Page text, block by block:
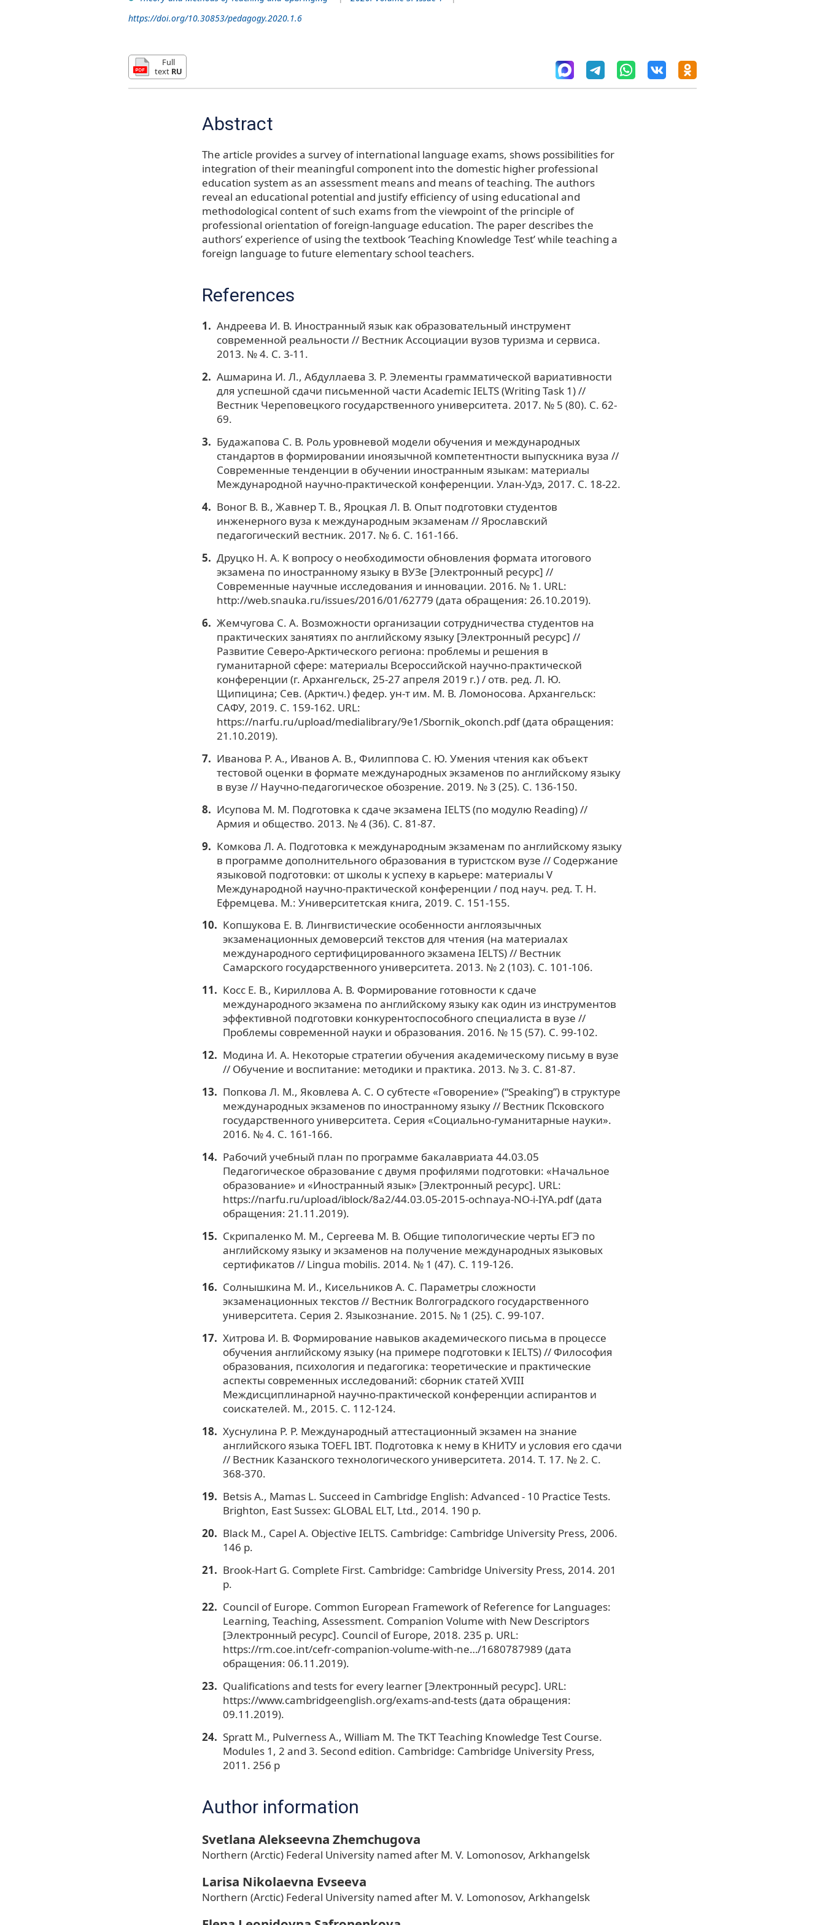
https://doi.org/10.30853/pedagogy.2020.1.6
Full
text RU
Abstract
The article provides a survey of international language exams, shows possibilities for
integration of their meaningful component into the domestic higher professional
education system as an assessment means and means of teaching. The authors
reveal an educational potential and justify efficiency of using educational and
methodological content of such exams from the viewpoint of the principle of
professional orientation of foreign-language education. The paper describes the
authors’ experience of using the textbook ‘Teaching Knowledge Test’ while teaching a
foreign language to future elementary school teachers.
References
Андреева И. В. Иностранный язык как образовательный инструмент
современной реальности // Вестник Ассоциации вузов туризма и сервиса.
2013. № 4. С. 3-11.
Ашмарина И. Л., Абдуллаева З. Р. Элементы грамматической вариативности
для успешной сдачи письменной части Academic IELTS (Writing Task 1) //
Вестник Череповецкого государственного университета. 2017. № 5 (80). С. 62-
69.
Будажапова С. В. Роль уровневой модели обучения и международных
стандартов в формировании иноязычной компетентности выпускника вуза //
Современные тенденции в обучении иностранным языкам: материалы
Международной научно-практической конференции. Улан-Удэ, 2017. С. 18-22.
Воног В. В., Жавнер Т. В., Яроцкая Л. В. Опыт подготовки студентов
инженерного вуза к международным экзаменам // Ярославский
педагогический вестник. 2017. № 6. С. 161-166.
Друцко Н. А. К вопросу о необходимости обновления формата итогового
экзамена по иностранному языку в ВУЗе [Электронный ресурс] //
Современные научные исследования и инновации. 2016. № 1. URL:
http://web.snauka.ru/issues/2016/01/62779 (дата обращения: 26.10.2019).
Жемчугова С. А. Возможности организации сотрудничества студентов на
практических занятиях по английскому языку [Электронный ресурс] //
Развитие Северо-Арктического региона: проблемы и решения в
гуманитарной сфере: материалы Всероссийской научно-практической
конференции (г. Архангельск, 25-27 апреля 2019 г.) / отв. ред. Л. Ю.
Щипицина; Сев. (Арктич.) федер. ун-т им. М. В. Ломоносова. Архангельск:
САФУ, 2019. С. 159-162. URL:
https://narfu.ru/upload/medialibrary/9e1/Sbornik_okonch.pdf (дата обращения:
21.10.2019).
Иванова Р. А., Иванов А. В., Филиппова С. Ю. Умения чтения как объект
тестовой оценки в формате международных экзаменов по английскому языку
в вузе // Научно-педагогическое обозрение. 2019. № 3 (25). С. 136-150.
Исупова М. М. Подготовка к сдаче экзамена IELTS (по модулю Reading) //
Армия и общество. 2013. № 4 (36). С. 81-87.
Комкова Л. А. Подготовка к международным экзаменам по английскому языку
в программе дополнительного образования в туристском вузе // Содержание
языковой подготовки: от школы к успеху в карьере: материалы V
Международной научно-практической конференции / под науч. ред. Т. Н.
Ефремцева. М.: Университетская книга, 2019. С. 151-155.
Копшукова Е. В. Лингвистические особенности англоязычных
экзаменационных демоверсий текстов для чтения (на материалах
международного сертифицированного экзамена IELTS) // Вестник
Самарского государственного университета. 2013. № 2 (103). С. 101-106.
Косс Е. В., Кириллова А. В. Формирование готовности к сдаче
международного экзамена по английскому языку как один из инструментов
эффективной подготовки конкурентоспособного специалиста в вузе //
Проблемы современной науки и образования. 2016. № 15 (57). С. 99-102.
Модина И. А. Некоторые стратегии обучения академическому письму в вузе
// Обучение и воспитание: методики и практика. 2013. № 3. С. 81-87.
Попкова Л. М., Яковлева А. С. О субтесте «Говорение» (“Speaking”) в структуре
международных экзаменов по иностранному языку // Вестник Псковского
государственного университета. Серия «Социально-гуманитарные науки».
2016. № 4. С. 161-166.
Рабочий учебный план по программе бакалавриата 44.03.05
Педагогическое образование с двумя профилями подготовки: «Начальное
образование» и «Иностранный язык» [Электронный ресурс]. URL:
https://narfu.ru/upload/iblock/8a2/44.03.05-2015-ochnaya-NO-i-IYA.pdf (дата
обращения: 21.11.2019).
Скрипаленко М. М., Сергеева М. В. Общие типологические черты ЕГЭ по
английскому языку и экзаменов на получение международных языковых
сертификатов // Lingua mobilis. 2014. № 1 (47). С. 119-126.
Солнышкина М. И., Кисельников А. С. Параметры сложности
экзаменационных текстов // Вестник Волгоградского государственного
университета. Серия 2. Языкознание. 2015. № 1 (25). С. 99-107.
Хитрова И. В. Формирование навыков академического письма в процессе
обучения английскому языку (на примере подготовки к IELTS) // Философия
образования, психология и педагогика: теоретические и практические
аспекты современных исследований: сборник статей XVIII
Междисциплинарной научно-практической конференции аспирантов и
соискателей. М., 2015. С. 112-124.
Хуснулина Р. Р. Международный аттестационный экзамен на знание
английского языка TOEFL IBT. Подготовка к нему в КНИТУ и условия его сдачи
// Вестник Казанского технологического университета. 2014. Т. 17. № 2. С.
368-370.
Betsis A., Mamas L. Succeed in Cambridge English: Advanced - 10 Practice Tests.
Brighton, East Sussex: GLOBAL ELT, Ltd., 2014. 190 p.
Black M., Capel A. Objective IELTS. Cambridge: Cambridge University Press, 2006.
146 p.
Brook-Hart G. Complete First. Cambridge: Cambridge University Press, 2014. 201
p.
Council of Europe. Common European Framework of Reference for Languages:
Learning, Teaching, Assessment. Companion Volume with New Descriptors
[Электронный ресурс]. Council of Europe, 2018. 235 р. URL:
https://rm.coe.int/cefr-companion-volume-with-ne…/1680787989 (дата
обращения: 06.11.2019).
Qualifications and tests for every learner [Электронный ресурс]. URL:
https://www.cambridgeenglish.org/exams-and-tests (дата обращения:
09.11.2019).
Spratt M., Pulverness A., William M. The ТКТ Teaching Knowledge Test Course.
Modules 1, 2 and 3. Second edition. Cambridge: Cambridge University Press,
2011. 256 p
Author information
Svetlana Alekseevna Zhemchugova
Northern (Arctic) Federal University named after M. V. Lomonosov, Arkhangelsk
Larisa Nikolaevna Evseeva
Northern (Arctic) Federal University named after M. V. Lomonosov, Arkhangelsk